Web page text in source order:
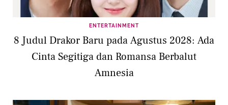
ENTERTAINMENT
8 Judul Drakor Baru pada Agustus 2028: Ada
Cinta Segitiga dan Romansa Berbalut
Amnesia